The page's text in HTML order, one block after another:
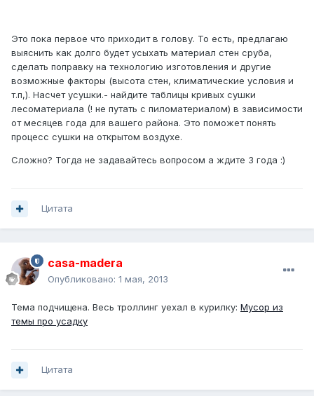
Это пока первое что приходит в голову. То есть, предлагаю
выяснить как долго будет усыхать материал стен сруба,
сделать поправку на технологию изготовления и другие
возможные факторы (высота стен, климатические условия и
т.п,). Насчет усушки.- найдите таблицы кривых сушки
лесоматериала (! не путать с пиломатериалом) в зависимости
от месяцев года для вашего района. Это поможет понять
процесс сушки на открытом воздухе.
Сложно? Тогда не задавайтесь вопросом а ждите 3 года :)
Цитата
casa-madera
Опубликовано: 1 мая, 2013
Тема подчищена. Весь троллинг уехал в курилку: Мусор из
темы про усадку
Цитата